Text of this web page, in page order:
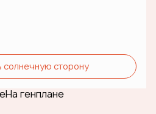
солнечную сторону
На генплане